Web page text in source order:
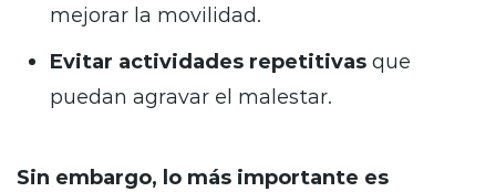
mejorar la movilidad.
Evitar actividades repetitivas que
puedan agravar el malestar.
Sin embargo, lo más importante es